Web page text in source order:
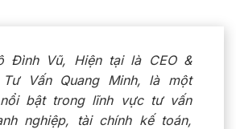
Đình Vũ, Hiện tại là CEO &
Tư Vấn Quang Minh, là một
bật trong lĩnh vực tư vấn
nghiệp, tài chính kế toán,